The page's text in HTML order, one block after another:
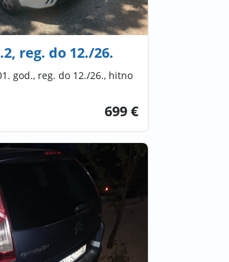
reg. do 12./26.
god., reg. do 12./26., hitno
699 €